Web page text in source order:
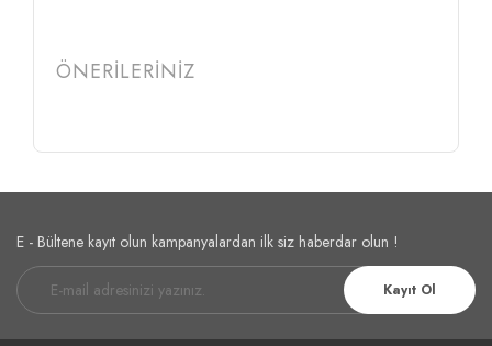
ÖNERİLERİNİZ
E - Bültene kayıt olun kampanyalardan ilk siz haberdar olun !
Kayıt Ol